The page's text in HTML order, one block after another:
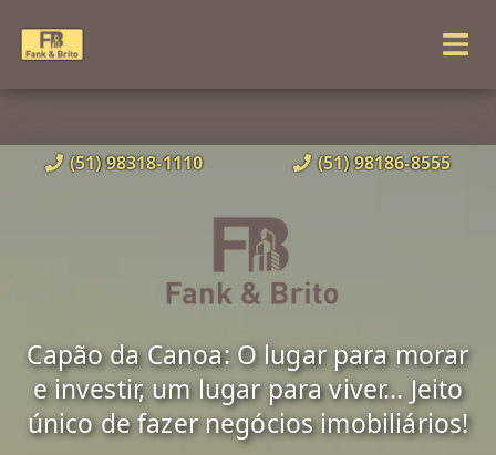
(51) 98318-1110 (51) 98186-8555
Capão da Canoa: O lugar para morar
e investir, um lugar para viver... Jeito
único de fazer negócios imobiliários!